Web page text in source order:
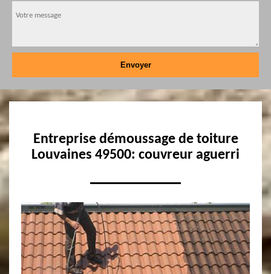
Entreprise démoussage de toiture
Louvaines 49500: couvreur aguerri